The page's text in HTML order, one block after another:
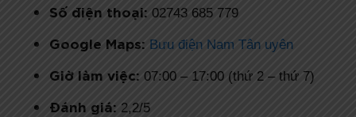
Số điện thoại:02743 685 779
Google Maps: Bưu điện Nam Tân uyên
Giờ làm việc:07:00 – 17:00 (thứ 2 – thứ 7)
Đánh giá: 2,2/5